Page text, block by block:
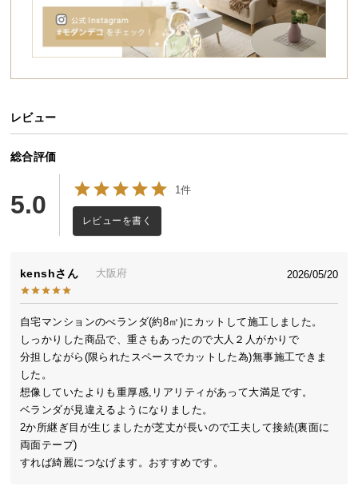
型
品
の
に
つ
い
て
中
型
商
の
配
こちらは2m×5mタイプのページです
たくさんのお客様に選ばれる理由
「あったらいいな」をカタチにした、同価格帯で最
高クラスのクオリティを実現しました。
5種のミックス葉
ぎっしり高密度
ふかふかの芝丈
高耐久な2層構
レビュー
総合評価
5.0
1件
レビューを書く
kensh 大阪府 2026/05/20
自宅マンションのべランダ(約8㎡)にカットして施工しました。
しっかりした商品で、重さもあったので大人２人がかりで
分担しながら(限られたスペースでカットした為)無事施工できま
した。
想像していたよりも重厚感,リアリティがあって大満足です。
ベランダが見違えるようになりました。
2か所継ぎ目が生じましたが芝丈が長いので工夫して接続(裏面に
両面テープ)
すれば綺麗につなげます。おすすめです。